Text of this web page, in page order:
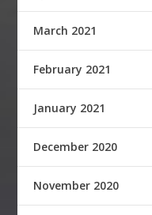
March 2021
February 2021
January 2021
December 2020
November 2020